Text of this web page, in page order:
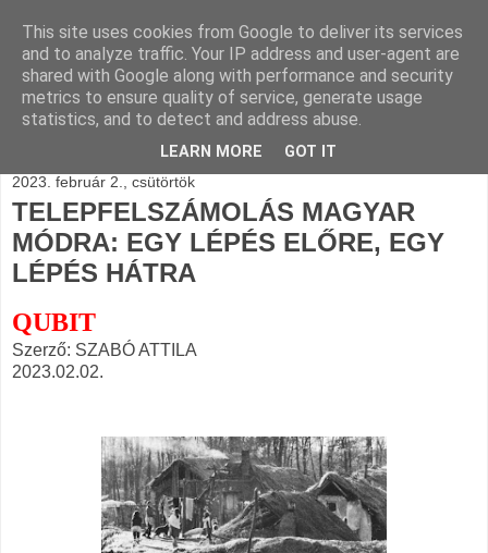
BLOGÁSZAT, napi
blogjava
2023. február 2., csütörtök
TELEPFELSZÁMOLÁS MAGYAR
MÓDRA: EGY LÉPÉS ELŐRE, EGY
LÉPÉS HÁTRA
QUBIT
Szerző: SZABÓ ATTILA
2023.02.02.
This site uses cookies from Google to deliver its services
and to analyze traffic. Your IP address and user-agent are
shared with Google along with performance and security
metrics to ensure quality of service, generate usage
statistics, and to detect and address abuse.
LEARN MORE GOT IT